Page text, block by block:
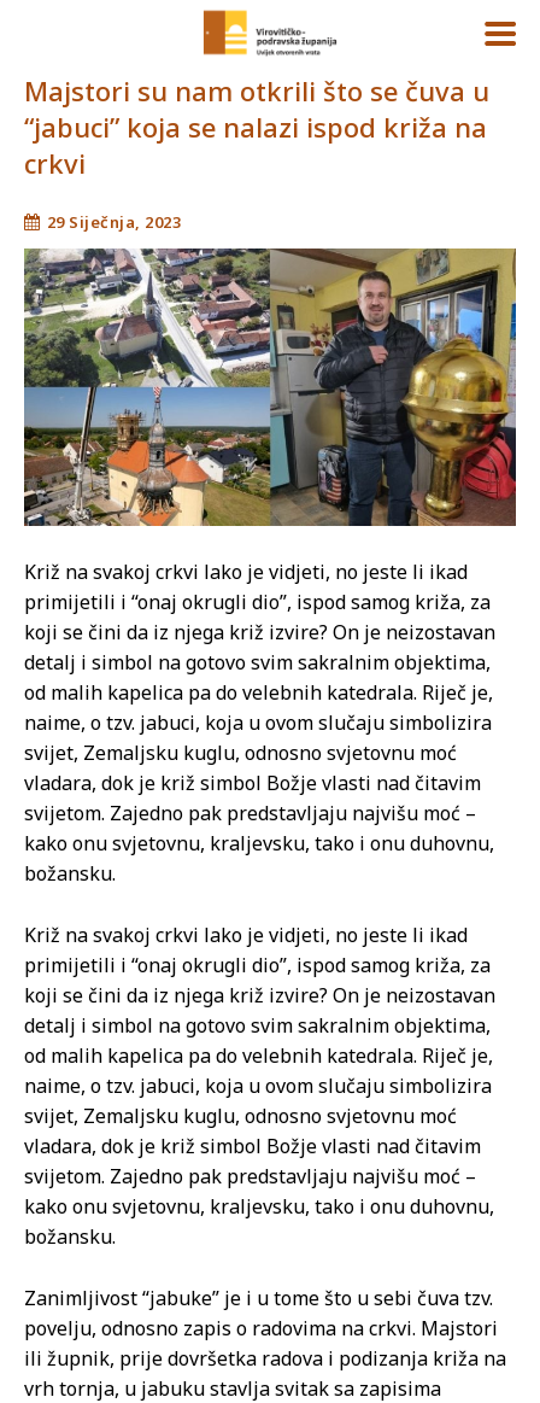
Majstori su nam otkrili što se čuva u
“jabuci” koja se nalazi ispod križa na
crkvi
29 Siječnja, 2023
Križ na svakoj crkvi lako je vidjeti, no jeste li ikad
primijetili i “onaj okrugli dio”, ispod samog križa, za
koji se čini da iz njega križ izvire? On je neizostavan
detalj i simbol na gotovo svim sakralnim objektima,
od malih kapelica pa do velebnih katedrala. Riječ je,
naime, o tzv. jabuci, koja u ovom slučaju simbolizira
svijet, Zemaljsku kuglu, odnosno svjetovnu moć
vladara, dok je križ simbol Božje vlasti nad čitavim
svijetom. Zajedno pak predstavljaju najvišu moć –
kako onu svjetovnu, kraljevsku, tako i onu duhovnu,
božansku.
Križ na svakoj crkvi lako je vidjeti, no jeste li ikad
primijetili i “onaj okrugli dio”, ispod samog križa, za
koji se čini da iz njega križ izvire? On je neizostavan
detalj i simbol na gotovo svim sakralnim objektima,
od malih kapelica pa do velebnih katedrala. Riječ je,
naime, o tzv. jabuci, koja u ovom slučaju simbolizira
svijet, Zemaljsku kuglu, odnosno svjetovnu moć
vladara, dok je križ simbol Božje vlasti nad čitavim
svijetom. Zajedno pak predstavljaju najvišu moć –
kako onu svjetovnu, kraljevsku, tako i onu duhovnu,
božansku.
Zanimljivost “jabuke” je i u tome što u sebi čuva tzv.
povelju, odnosno zapis o radovima na crkvi. Majstori
ili župnik, prije dovršetka radova i podizanja križa na
vrh tornja, u jabuku stavlja svitak sa zapisima